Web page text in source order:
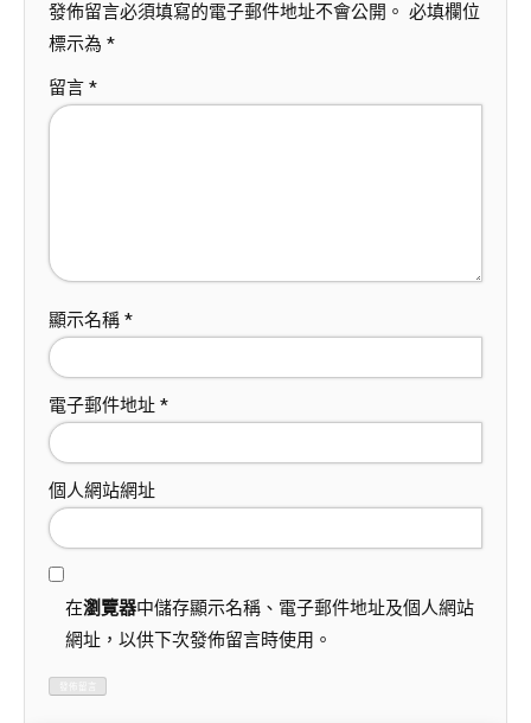
發佈留言必須填寫的電子郵件地址不會公開。 必填欄位
標示為 *
留言 *
顯示名稱 *
電子郵件地址 *
個人網站網址
在瀏覽器中儲存顯示名稱、電子郵件地址及個人網站
網址，以供下次發佈留言時使用。